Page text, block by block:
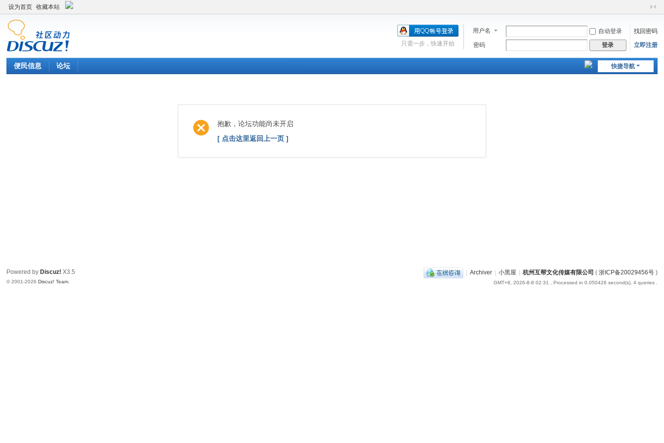
设为首页 收藏本站
切
到
窄
用户名 自动登录
找回密码
密码
登录 立即注册
只需一步，快速开始
快捷导航
便民信息 论坛
抱歉，论坛功能尚未开启
[ 点击这里返回上一页 ]
| Archiver | 小黑屋 | 杭州互帮文化传媒有限公司 ( 浙ICP备20029456号)
GMT+8, 2026-8-8 02:31 , Processed in 0.050426 second(s), 4 queries .
Powered by Discuz! X3.5
© 2001-2026Discuz! Team